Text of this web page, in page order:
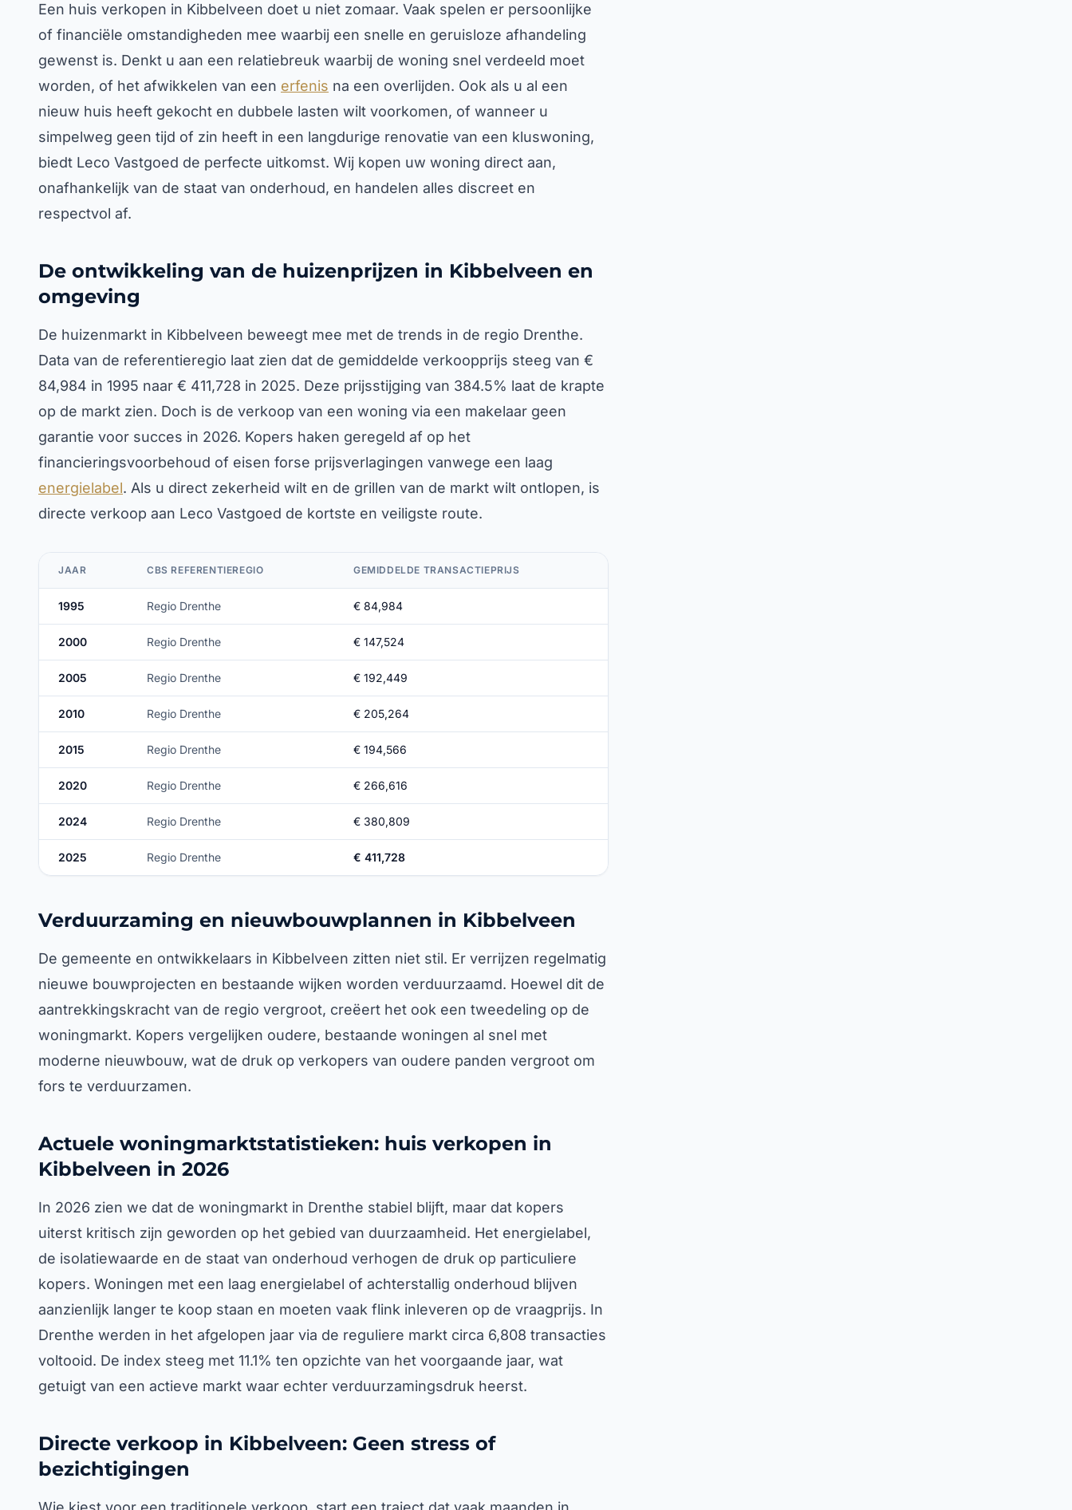
Een huis verkopen in Kibbelveen doet u niet zomaar. Vaak spelen er persoonlijke
of financiële omstandigheden mee waarbij een snelle en geruisloze afhandeling
gewenst is. Denkt u aan een relatiebreuk waarbij de woning snel verdeeld moet
worden, of het afwikkelen van een erfenis na een overlijden. Ook als u al een
nieuw huis heeft gekocht en dubbele lasten wilt voorkomen, of wanneer u
simpelweg geen tijd of zin heeft in een langdurige renovatie van een kluswoning,
biedt Leco Vastgoed de perfecte uitkomst. Wij kopen uw woning direct aan,
onafhankelijk van de staat van onderhoud, en handelen alles discreet en
respectvol af.
De ontwikkeling van de huizenprijzen in Kibbelveen en
omgeving
De huizenmarkt in Kibbelveen beweegt mee met de trends in de regio Drenthe.
Data van de referentieregio laat zien dat de gemiddelde verkoopprijs steeg van €
84,984 in 1995 naar € 411,728 in 2025. Deze prijsstijging van 384.5% laat de krapte
op de markt zien. Doch is de verkoop van een woning via een makelaar geen
garantie voor succes in 2026. Kopers haken geregeld af op het
financieringsvoorbehoud of eisen forse prijsverlagingen vanwege een laag
energielabel. Als u direct zekerheid wilt en de grillen van de markt wilt ontlopen, is
directe verkoop aan Leco Vastgoed de kortste en veiligste route.
JAAR CBS REFERENTIEREGIO GEMIDDELDE TRANSACTIEPRIJS
1995 Regio Drenthe € 84,984
2000 Regio Drenthe € 147,524
2005 Regio Drenthe € 192,449
2010 Regio Drenthe € 205,264
2015 Regio Drenthe € 194,566
2020 Regio Drenthe € 266,616
2024 Regio Drenthe € 380,809
2025 Regio Drenthe € 411,728
Verduurzaming en nieuwbouwplannen in Kibbelveen
De gemeente en ontwikkelaars in Kibbelveen zitten niet stil. Er verrijzen regelmatig
nieuwe bouwprojecten en bestaande wijken worden verduurzaamd. Hoewel dit de
aantrekkingskracht van de regio vergroot, creëert het ook een tweedeling op de
woningmarkt. Kopers vergelijken oudere, bestaande woningen al snel met
moderne nieuwbouw, wat de druk op verkopers van oudere panden vergroot om
fors te verduurzamen.
Actuele woningmarktstatistieken: huis verkopen in
Kibbelveen in 2026
In 2026 zien we dat de woningmarkt in Drenthe stabiel blijft, maar dat kopers
uiterst kritisch zijn geworden op het gebied van duurzaamheid. Het energielabel,
de isolatiewaarde en de staat van onderhoud verhogen de druk op particuliere
kopers. Woningen met een laag energielabel of achterstallig onderhoud blijven
aanzienlijk langer te koop staan en moeten vaak flink inleveren op de vraagprijs. In
Drenthe werden in het afgelopen jaar via de reguliere markt circa 6,808 transacties
voltooid. De index steeg met 11.1% ten opzichte van het voorgaande jaar, wat
getuigt van een actieve markt waar echter verduurzamingsdruk heerst.
Directe verkoop in Kibbelveen: Geen stress of
bezichtigingen